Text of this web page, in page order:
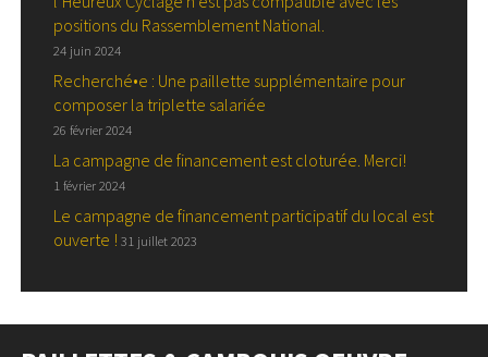
positions du Rassemblement National.
24 juin 2024
Recherché•e : Une paillette supplémentaire pour
composer la triplette salariée
26 février 2024
La campagne de financement est cloturée. Merci!
1 février 2024
Le campagne de financement participatif du local est
ouverte ! 31 juillet 2023